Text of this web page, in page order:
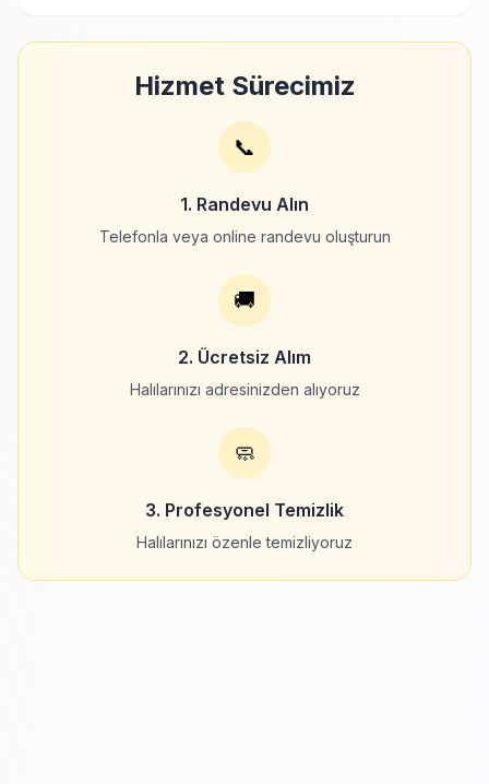
Hizmet Sürecimiz
📞
1. Randevu Alın
Telefonla veya online randevu oluşturun
🚚
2. Ücretsiz Alım
Halılarınızı adresinizden alıyoruz
🧼
3. Profesyonel Temizlik
Halılarınızı özenle temizliyoruz